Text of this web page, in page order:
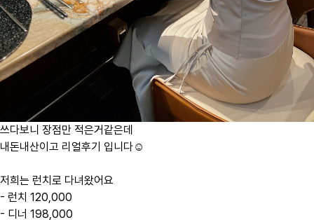
쓰다보니 장점만 적은거같은데
내돈내산이고 리얼후기 입니다☺️
저희는 런치로 다녀왔어요
- 런치 120,000
- 디너 198,000